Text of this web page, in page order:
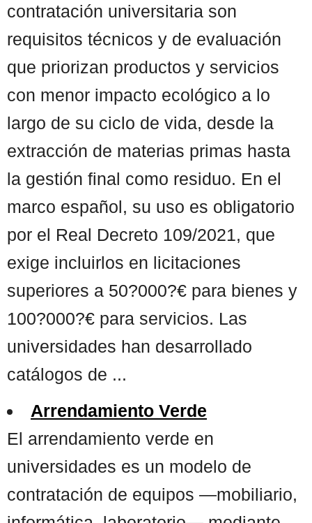
contratación universitaria son
requisitos técnicos y de evaluación
que priorizan productos y servicios
con menor impacto ecológico a lo
largo de su ciclo de vida, desde la
extracción de materias primas hasta
la gestión final como residuo. En el
marco español, su uso es obligatorio
por el Real Decreto 109/2021, que
exige incluirlos en licitaciones
superiores a 50?000?€ para bienes y
100?000?€ para servicios. Las
universidades han desarrollado
catálogos de ...
Arrendamiento Verde
El arrendamiento verde en
universidades es un modelo de
contratación de equipos —mobiliario,